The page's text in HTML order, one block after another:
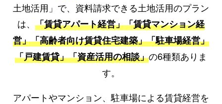
土地活用」で、資料請求できる土地活用のプラン
は、 「賃貸アパート経営」「賃貸マンション経
営」「高齢者向け賃貸住宅建築」「駐車場経営」
「戸建賃貸」「資産活用の相談」の6種類ありま
す。
アパートやマンション、駐車場による賃貸経営を